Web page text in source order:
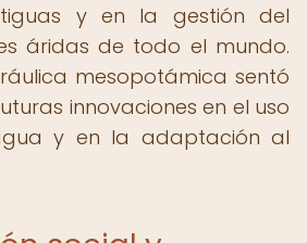
y en la gestión del
áridas de todo el mundo.
mesopotámica sentó
innovaciones en el uso
y en la adaptación al